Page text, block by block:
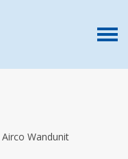
Airco Wandunit